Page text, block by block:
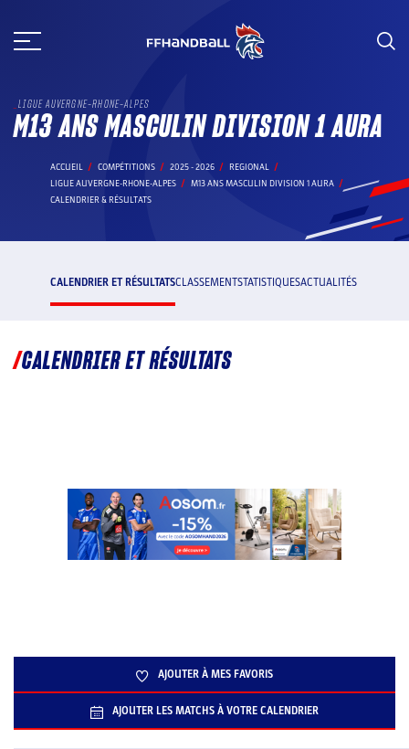
au
LIGUE AUVERGNE-RHONE-ALPES
M13 ANS MASCULIN DIVISION 1 AURA
ACCUEIL COMPÉTITIONS 2025 - 2026
REGIONAL
LIGUE AUVERGNE-RHONE-ALPES
M13 ANS MASCULIN DIVISION 1 AURA
CALENDRIER & RÉSULTATS
CALENDRIER ET RÉSULTATSCLASSEMENTSTATISTIQUESACTUALITÉS
CALENDRIER ET RÉSULTATS
AJOUTER À MES FAVORIS
AJOUTER LES MATCHS À VOTRE CALENDRIER